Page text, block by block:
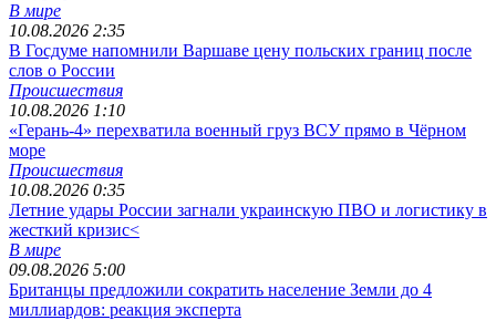
В мире
10.08.2026 2:35
В Госдуме напомнили Варшаве цену польских границ после
слов о России
Происшествия
10.08.2026 1:10
«Герань-4» перехватила военный груз ВСУ прямо в Чёрном
море
Происшествия
10.08.2026 0:35
Летние удары России загнали украинскую ПВО и логистику в
жесткий кризис<
В мире
09.08.2026 5:00
Британцы предложили сократить население Земли до 4
миллиардов: реакция эксперта